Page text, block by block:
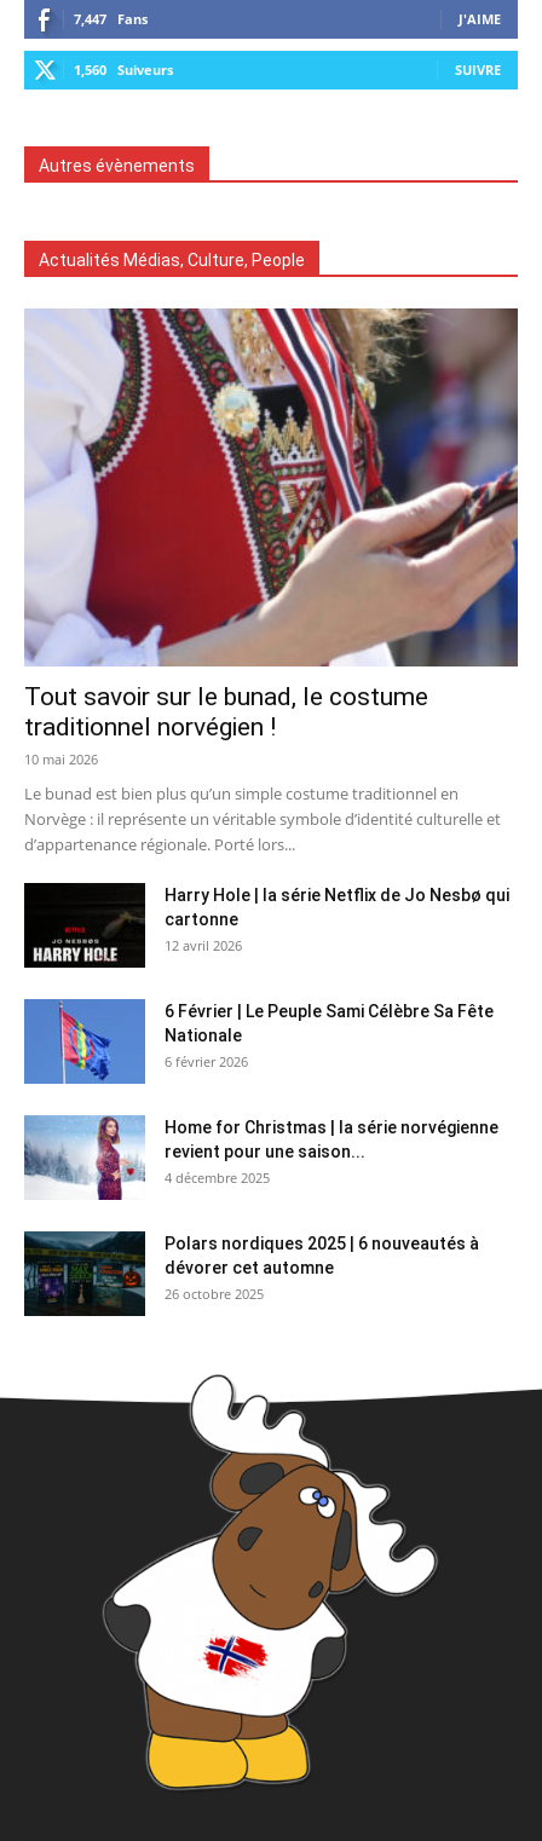
7,447 Fans J'AIME
1,560 Suiveurs SUIVRE
Autres évènements
Actualités Médias, Culture, People
Tout savoir sur le bunad, le costume
traditionnel norvégien !
10 mai 2026
Le bunad est bien plus qu’un simple costume traditionnel en
Norvège : il représente un véritable symbole d’identité culturelle et
d’appartenance régionale. Porté lors...
Harry Hole | la série Netflix de Jo Nesbø qui
cartonne
12 avril 2026
6 Février | Le Peuple Sami Célèbre Sa Fête
Nationale
6 février 2026
Home for Christmas | la série norvégienne
revient pour une saison...
4 décembre 2025
Polars nordiques 2025 | 6 nouveautés à
dévorer cet automne
26 octobre 2025